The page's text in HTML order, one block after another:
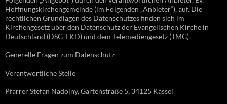
Hoffnungskirchengemeinde (im Folgenden „Anbieter“), auf. Die
rechtlichen Grundlagen des Datenschutzes finden sich im
Kirchengesetz über den Datenschutz der Evangelischen Kirche in
Deutschland (DSG-EKD) und dem Telemediengesetz (TMG).
Generelle Fragen zum Datenschutz
Verantwortliche Stelle
Pfarrer Stefan Nadolny, Gartenstraße 5, 34125 Kassel